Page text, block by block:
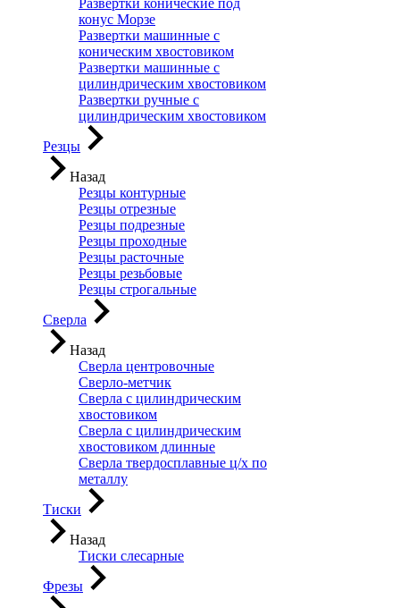
Развертки конические под
конус Морзе
Развертки машинные с
коническим хвостовиком
Развертки машинные с
цилиндрическим хвостовиком
Развертки ручные с
цилиндрическим хвостовиком
Резцы
Назад
Резцы контурные
Резцы отрезные
Резцы подрезные
Резцы проходные
Резцы расточные
Резцы резьбовые
Резцы строгальные
Сверла
Назад
Сверла центровочные
Сверло-метчик
Сверла с цилиндрическим
хвостовиком
Сверла с цилиндрическим
хвостовиком длинные
Сверла твердосплавные ц/х по
металлу
Тиски
Назад
Тиски слесарные
Фрезы